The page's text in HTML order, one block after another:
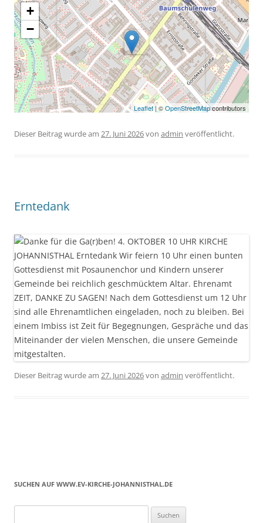
+
−
Leaflet| ©OpenStreetMapcontributors
Dieser Beitrag wurde am 27. Juni 2026von admin veröffentlicht.
Erntedank
Dieser Beitrag wurde am 27. Juni 2026von admin veröffentlicht.
SUCHEN AUF WWW.EV-KIRCHE-JOHANNISTHAL.DE